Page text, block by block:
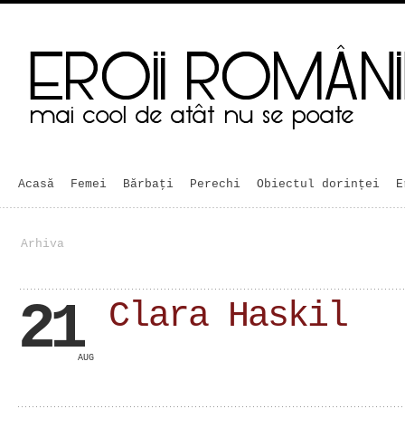
Acasă Femei Bărbaţi Perechi Obiectul dorinței
Arhiva
21AUG
Clara Haskil